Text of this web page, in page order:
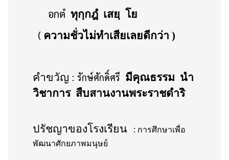
อกตํ ทุกฺกฎํ เสยฺ โย
( ความชั่วไม่ทำเสียเลยดีกว่า )
คำขวัญ : รักษ์ศักดิ์ศรี มีคุณธรรม นำ
วิชาการ สืบสานงานพระราชดำริ
ปรัชญาของโรงเรียน : การศึกษาเพื่อ
พัฒนาศักยภาพมนุษย์